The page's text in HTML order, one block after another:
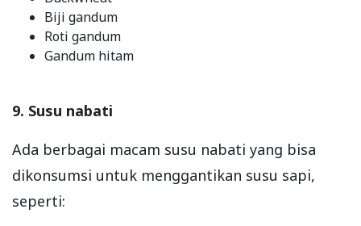
Biji gandum
Roti gandum
Gandum hitam
9. Susu nabati
Ada berbagai macam susu nabati yang bisa
dikonsumsi untuk menggantikan susu sapi,
seperti: